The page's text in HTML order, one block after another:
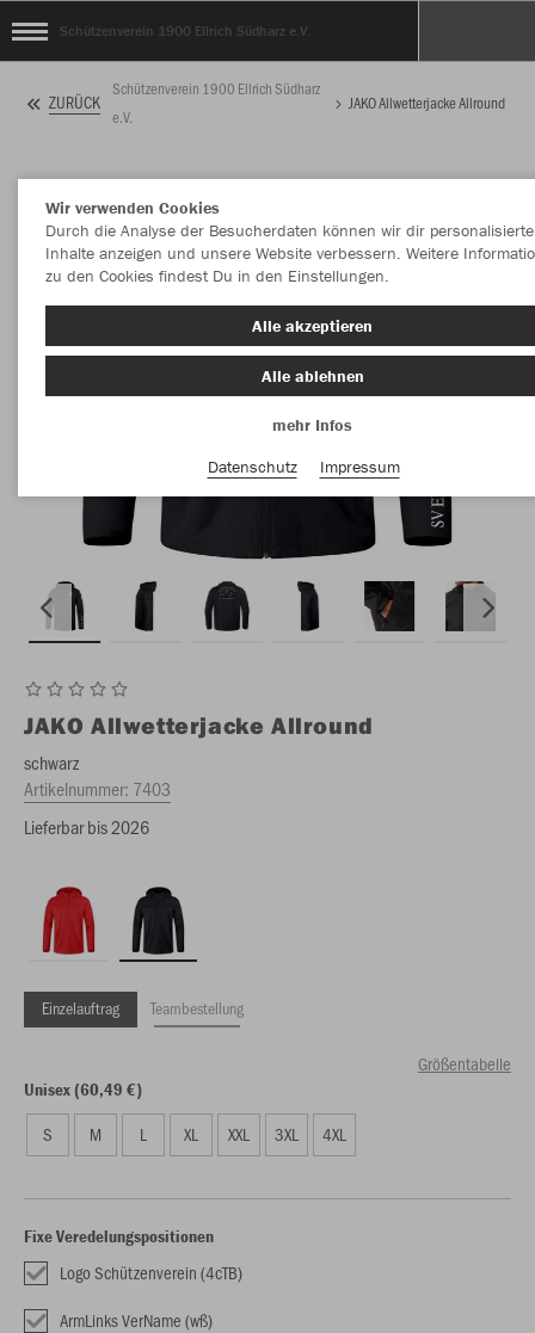
Schützenverein 1900 Ellrich Südharz e.V.
ZURÜCK
Schützenverein 1900 Ellrich Südharz
e.V.
JAKO Allwetterjacke Allround
JAKO Allwetterjacke Allround
schwarz
Artikelnummer: 7403
Lieferbar bis 2026
Einzelauftrag Teambestellung
Größentabelle
Unisex (60,49 €)
S M L XL XXL 3XL 4XL
Fixe Veredelungspositionen
Logo Schützenverein (4cTB)
ArmLinks VerName (wß)
Wir verwenden Cookies
Durch die Analyse der Besucherdaten können wir dir personalisierte
Inhalte anzeigen und unsere Website verbessern. Weitere
zu den Cookies findest Du in den Einstellungen.
Alle akzeptieren
Alle ablehnen
mehr Infos
Datenschutz
Impressum